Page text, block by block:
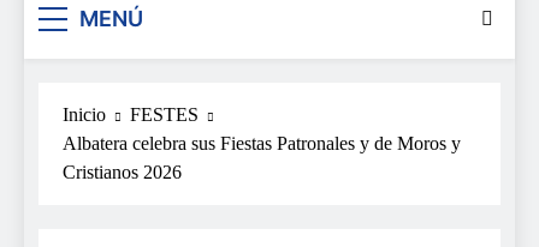
MENÚ
Inicio
FESTES
Albatera celebra sus Fiestas Patronales y de Moros y
Cristianos 2026